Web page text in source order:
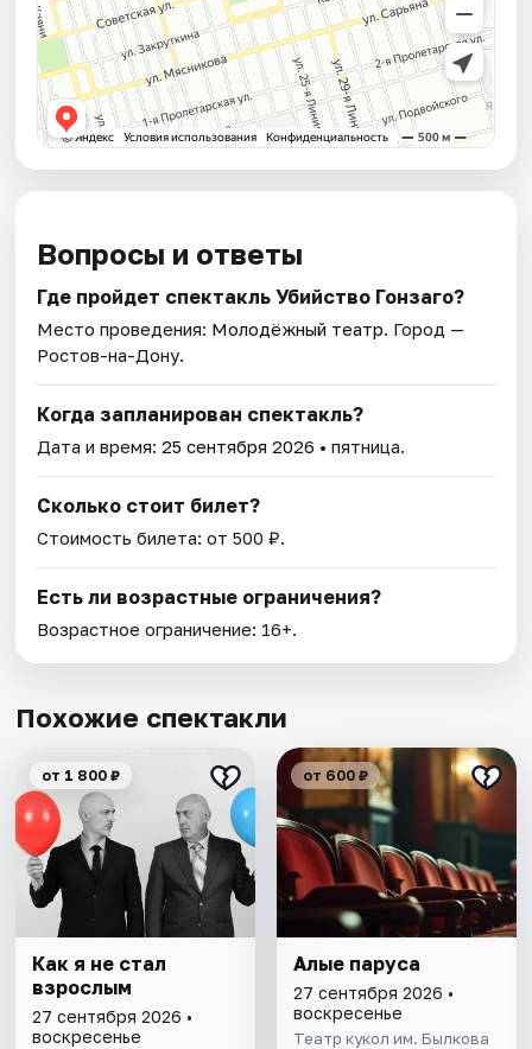
Вопросы и ответы
Где пройдет спектакль Убийство Гонзаго?
Место проведения: Молодёжный театр. Город —
Ростов-на-Дону.
Когда запланирован спектакль?
Дата и время:25 сентября 2026 • пятница.
Сколько стоит билет?
Стоимость билета: от 500 ₽.
Есть ли возрастные ограничения?
Возрастное ограничение: 16+.
Похожие спектакли
от 1 800 ₽
Как я не стал
взрослым
27 сентября 2026 •
воскресенье
от 600 ₽
Алые паруса
27 сентября 2026 •
воскресенье
Театр кукол им. Былкова